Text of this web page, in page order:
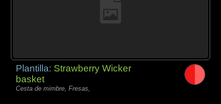
Plantilla: Strawberry Wicker
basket
Cesta de mimbre, Fresas,